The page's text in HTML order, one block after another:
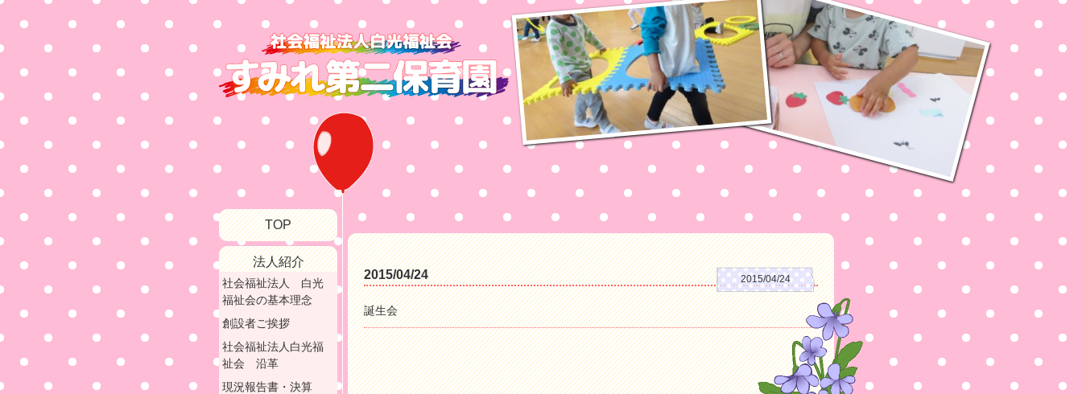
2015/04/24
2015/04/24
誕生会
TOP
法人紹介
社会福祉法人 白光
福祉会の基本理念
創設者ご挨拶
社会福祉法人白光福
祉会 沿革
現況報告書・決算